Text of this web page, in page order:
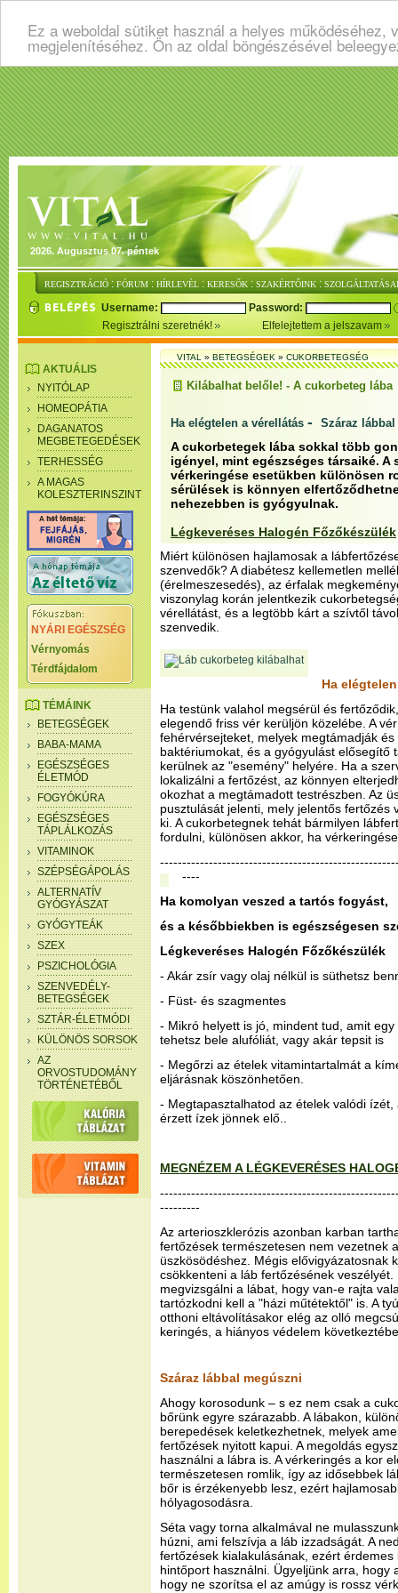
Ez a weboldal sütiket használ a helyes
megjelenítéséhez. Ön az oldal böngészésével
2026. Augusztus 07. péntek
REGISZTRÁCIÓ : FÓRUM : HÍRLEVÉL : KERESŐK : SZAKÉRTŐINK :
Username:
Password:
Regisztrálni szeretnék!
Elfelejtettem a jelszavam
AKTUÁLIS
NYITÓLAP
HOMEOPÁTIA
DAGANATOS
MEGBETEGEDÉSEK
TERHESSÉG
A MAGAS
KOLESZTERINSZINT
NYÁRI EGÉSZSÉG
Vérnyomás
Térdfájdalom
TÉMÁINK
BETEGSÉGEK
BABA-MAMA
EGÉSZSÉGES
ÉLETMÓD
FOGYÓKÚRA
EGÉSZSÉGES
TÁPLÁLKOZÁS
VITAMINOK
SZÉPSÉGÁPOLÁS
ALTERNATÍV
GYÓGYÁSZAT
GYÓGYTEÁK
SZEX
PSZICHOLÓGIA
SZENVEDÉLY-
BETEGSÉGEK
SZTÁR-ÉLETMÓDI
KÜLÖNÖS SORSOK
AZ
ORVOSTUDOMÁNY
TÖRTÉNETÉBŐL
VITAL»BETEGSÉGEK»CUKORBETEGSÉG
Kilábalhat belőle! - A cukorbeteg lába
Ha elégtelen a vérellátás - Száraz
A cukorbetegek lába sokkal több
igényel, mint egészséges társaiké.
vérkeringése esetükben különösen
sérülések is könnyen
nehezebben is gyógyulnak.
Légkeveréses Halogén Főzőkészülék
Miért különösen hajlamosak a
szenvedők? A diabétesz kellemetlen
(érelmeszesedés), az érfalak
viszonylag korán jelentkezik
vérellátást, és a legtöbb kárt a szívtől
szenvedik.
Ha
Ha testünk valahol megsérül és
elegendő friss vér kerüljön közelébe. A
fehérvérsejteket, melyek megtámadják
baktériumokat, és a gyógyulást elősegítő
kerülnek az "esemény" helyére. Ha a
lokalizálni a fertőzést, az könnyen
okozhat a megtámadott testrészben. Az
pusztulását jelenti, mely jelentős fertőzés
ki. A cukorbetegnek tehát bármilyen
fordulni, különösen akkor, ha
----
Ha komolyan veszed a tartós fogyást,
és a későbbiekben is egészségesen
Légkeveréses Halogén Főzőkészülék
- Akár zsír vagy olaj nélkül is süthetsz
- Füst- és szagmentes
- Mikró helyett is jó, mindent tud, amit
tehetsz bele alufóliát, vagy akár tepsit is
- Megőrzi az ételek vitamintartalmát a
eljárásnak köszönhetően.
- Megtapasztalhatod az ételek valódi
érzett ízek jönnek elő..
MEGNÉZEM A LÉGKEVERÉSES
---------
Az arterioszklerózis azonban karban
fertőzések természetesen nem vezetnek
üszkösödéshez. Mégis elővigyázatosnak
csökkenteni a láb fertőzésének
megvizsgálni a lábat, hogy van-e rajta
tartózkodni kell a "házi műtétektől" is. A
otthoni eltávolításakor elég az olló
keringés, a hiányos védelem
Száraz lábbal megúszni
Ahogy korosodunk – s ez nem csak a
bőrünk egyre szárazabb. A lábakon,
berepedések keletkezhetnek, melyek
fertőzések nyitott kapui. A megoldás
használni a lábra is. A vérkeringés a kor
természetesen romlik, így az idősebbek
bőr is érzékenyebb lesz, ezért
hólyagosodásra.
Séta vagy torna alkalmával ne
húzni, ami felszívja a láb izzadságát. A
fertőzések kialakulásának, ezért
hintőport használni. Ügyeljünk arra, hogy
hogy ne szorítsa el az amúgy is rossz